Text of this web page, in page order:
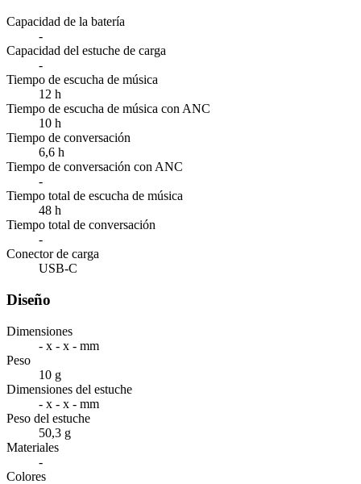
Capacidad de la batería
-
Capacidad del estuche de carga
-
Tiempo de escucha de música
12 h
Tiempo de escucha de música con ANC
10 h
Tiempo de conversación
6,6 h
Tiempo de conversación con ANC
-
Tiempo total de escucha de música
48 h
Tiempo total de conversación
-
Conector de carga
USB-C
Diseño
Dimensiones
- x - x - mm
Peso
10 g
Dimensiones del estuche
- x - x - mm
Peso del estuche
50,3 g
Materiales
-
Colores